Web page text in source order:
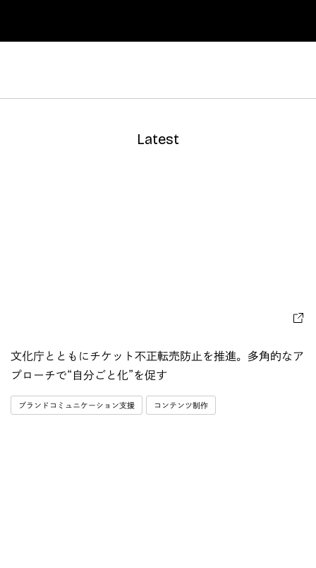
Latest
文化庁とともにチケット不正転売防止を推進。多角的なア
プローチで“自分ごと化”を促す
ブランドコミュニケーション支援 コンテンツ制作